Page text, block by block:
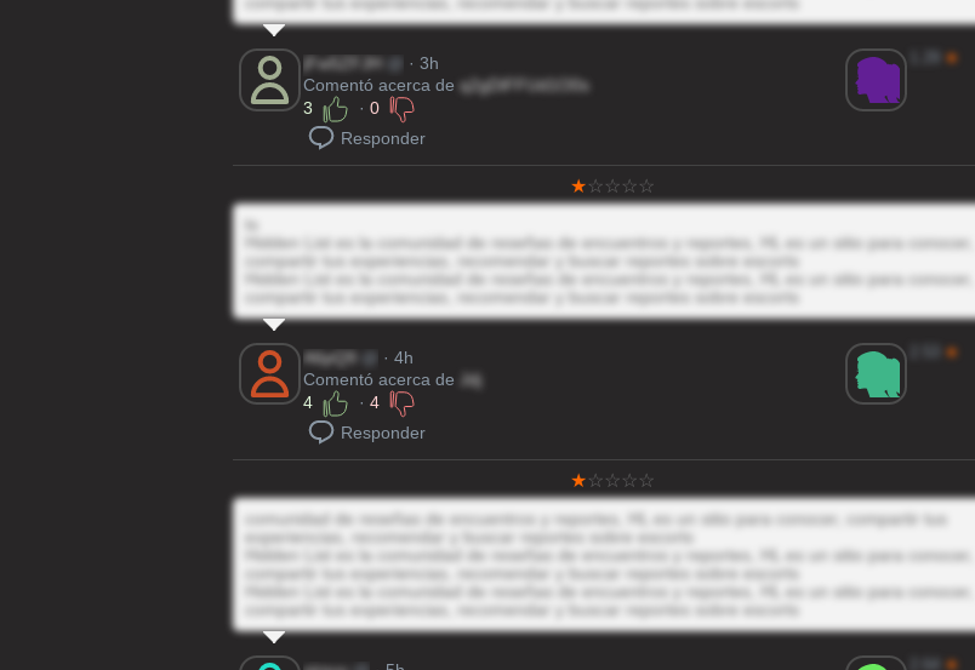
jFw5ZFJH
· 3h
Comentó acerca de q2gDiFFUd1O0s
3
· 0
Responder
★
Hidden List es la comunidad de reseñas de encuentros y reportes, HL es un sitio para conocer,
compartir tus experiencias, recomendar y buscar reportes sobre escorts
Hidden List es la comunidad de reseñas de encuentros y reportes, HL es un sitio para conocer,
compartir tus experiencias, recomendar y buscar reportes sobre escorts
A6pQ9
· 4h
Comentó acerca de
Jdj
4
· 4
Responder
★
comunidad de reseñas de encuentros y reportes, HL es un sitio para conocer, compartir tus
experiencias, recomendar y buscar reportes sobre escorts
Hidden List es la comunidad de reseñas de encuentros y reportes, HL es un sitio para conocer,
compartir tus experiencias, recomendar y buscar reportes sobre escorts
Hidden List es la comunidad de reseñas de encuentros y reportes, HL es un sitio para conocer,
compartir tus experiencias, recomendar y buscar reportes sobre escorts
★